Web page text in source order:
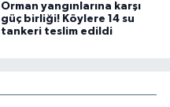
Orman yangınlarına karşı
güç birliği! Köylere 14 su
tankeri teslim edildi